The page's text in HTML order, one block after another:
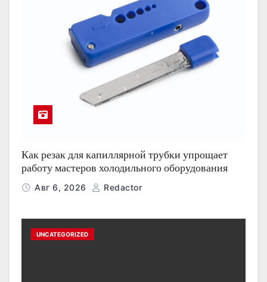
Как резак для капиллярной трубки упрощает
работу мастеров холодильного оборудования
Авг 6, 2026 Redactor
UNCATEGORIZED